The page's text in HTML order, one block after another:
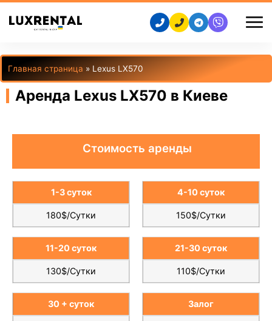
Главная страница » Lexus LX570
Аренда Lexus LX570 в Киеве
Стоимость аренды
1-3 суток
180$/Сутки
11-20 суток
130$/Сутки
30 + суток
4-10 суток
150$/Сутки
21-30 суток
110$/Сутки
Залог